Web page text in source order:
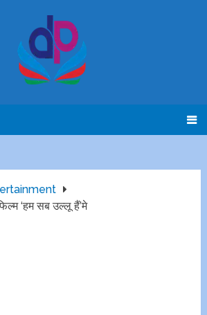
‘हम सब उल्लू हैं’मे